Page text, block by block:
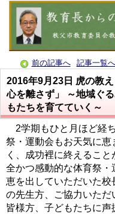
前の記事へ 記事一覧へ
2016年9月23日 虎の教
心を離さず」 ～地域ぐ
もたちを育てていく～
2学期もひと月ほど経
祭・運動会もお天気に恵
く、成功裡に終えるこ
全かつ感動的な体育祭・
恵を出していただいた校
の先生方、ご協力いただ
皆様方、子どもたちに